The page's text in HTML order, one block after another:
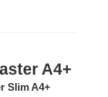
A4+
Slim A4+